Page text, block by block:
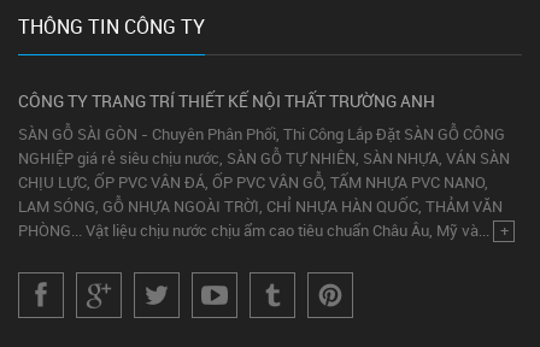
THÔNG TIN CÔNG TY
CÔNG TY TRANG TRÍ THIẾT KẾ NỘI THẤT TRƯỜNG ANH
SÀN GỖ SÀI GÒN - Chuyên Phân Phối, Thi Công Lắp Đặt SÀN GỖ CÔNG
NGHIỆP giá rẻ siêu chịu nước, SÀN GỖ TỰ NHIÊN, SÀN NHỰA, VÁN SÀN
CHỊU LỰC, ỐP PVC VÂN ĐÁ, ỐP PVC VÂN GỖ, TẤM NHỰA PVC NANO,
LAM SÓNG, GỖ NHỰA NGOÀI TRỜI, CHỈ NHỰA HÀN QUỐC, THẢM VĂN
PHÒNG... Vật liệu chịu nước chịu ẩm cao tiêu chuẩn Châu Âu, Mỹ và... +